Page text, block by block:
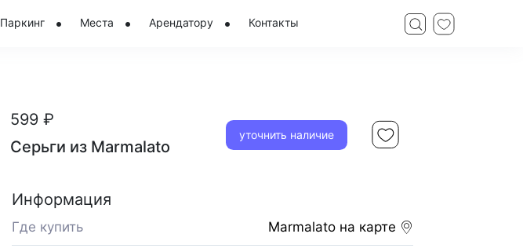
Паркинг Места Арендатору Контакты
599 ₽
Серьги из Marmalato
уточнить наличие
Информация
Marmalato на карте
Где купить